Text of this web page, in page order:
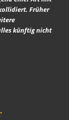
Früher
künftig nicht